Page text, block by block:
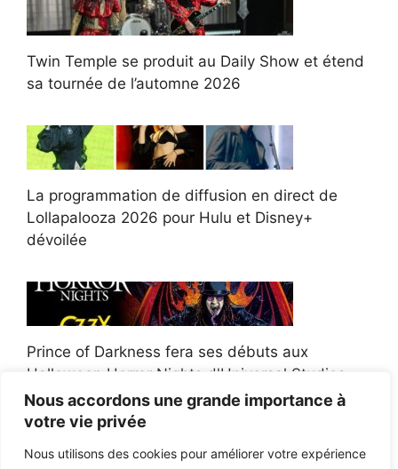
Nous accordons une grande importance à
votre vie privée
Nous utilisons des cookies pour améliorer votre expérience
Twin Temple se produit au Daily Show et étend
sa tournée de l’automne 2026
La programmation de diffusion en direct de
Lollapalooza 2026 pour Hulu et Disney+
dévoilée
Prince of Darkness fera ses débuts aux
Halloween Horror Nights d'Universal Studios